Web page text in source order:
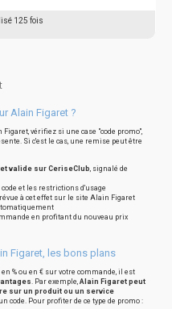
125 fois
Alain Figaret ?
vérifiez si une case "code promo",
Si c'est le cas, une remise peut être
valide sur CeriseClub, signalé de
et les restrictions d'usage
à cet effet sur le site Alain Figaret
en profitant du nouveau prix
Figaret, les bons plans
% ou en € sur votre commande, il est
. Par exemple, Alain Figaret peut
sur un produit ou un service
code. Pour profiter de ce type de promo :